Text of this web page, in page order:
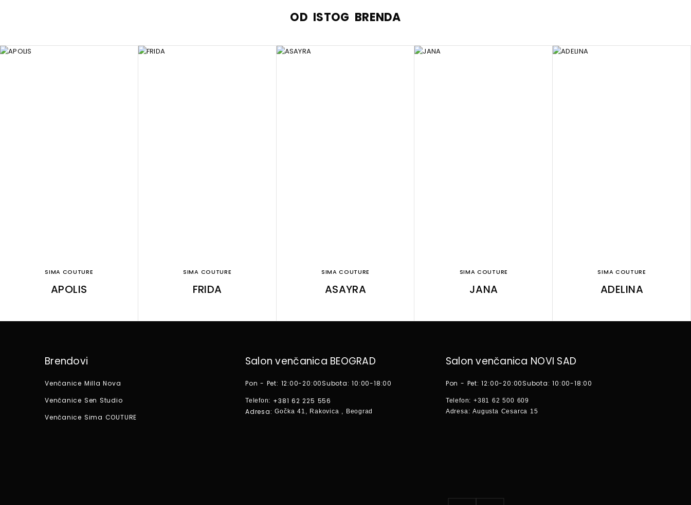
OD ISTOG BRENDA
SIMA COUTURE
APOLIS
SIMA COUTURE
FRIDA
SIMA COUTURE
ASAYRA
SIMA COUTURE
JANA
SIMA COUTURE
ADELINA
Brendovi
Venčanice Milla Nova
Venčanice Sen Studio
Venčanice Sima COUTURE
Salon venčanica BEOGRAD
Pon - Pet: 12:00-20:00Subota: 10:00-18:00
Telefon: +381 62 225 556
Adresa: Gočka 41, Rakovica , Beograd
Salon venčanica NOVI SAD
Pon - Pet: 12:00-20:00Subota: 10:00-18:00
Telefon: +381 62 500 609
Adresa: Augusta Cesarca 15